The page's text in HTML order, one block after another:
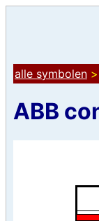
alle symbolen >
ABB